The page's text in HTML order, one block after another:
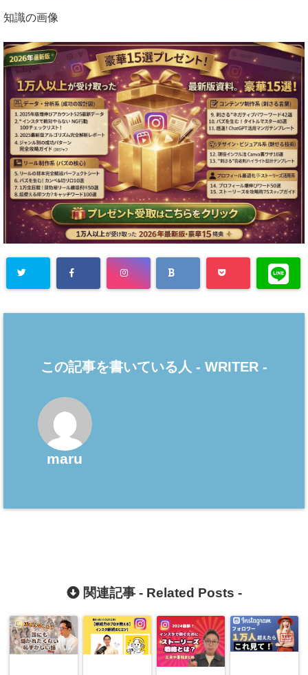
知識の画像
この記事を書いている人 - WRITER -
maru
関連記事 - Related Posts -